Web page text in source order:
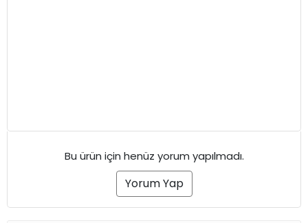
Bu ürün için henüz yorum yapılmadı.
Yorum Yap